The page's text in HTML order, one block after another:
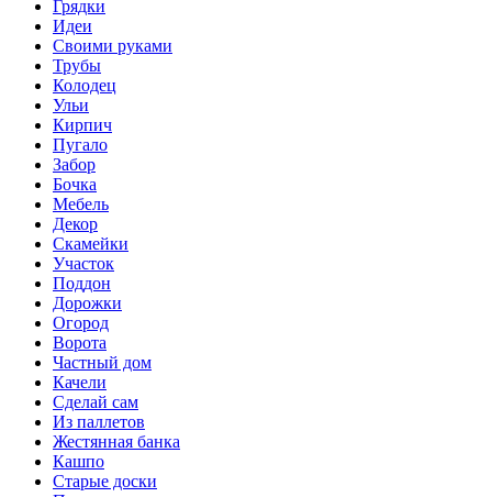
Грядки
Идеи
Своими руками
Трубы
Колодец
Ульи
Кирпич
Пугало
Забор
Бочка
Мебель
Декор
Скамейки
Участок
Поддон
Дорожки
Огород
Ворота
Частный дом
Качели
Сделай сам
Из паллетов
Жестянная банка
Кашпо
Старые доски